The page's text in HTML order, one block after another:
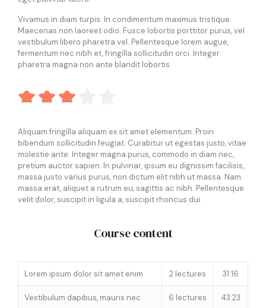
Vivamus in diam turpis. In condimentum maximus tristique.
Maecenas non laoreet odio. Fusce lobortis porttitor purus, vel
vestibulum libero pharetra vel. Pellentesque lorem augue,
fermentum nec nibh et, fringilla sollicitudin orci. Integer
pharetra magna non ante blandit lobortis.

Aliquam fringilla aliquam ex sit amet elementum. Proin
bibendum sollicitudin feugiat. Curabitur ut egestas justo, vitae
molestie ante. Integer magna purus, commodo in diam nec,
pretium auctor sapien. In pulvinar, ipsum eu dignissim facilisis,
massa justo varius purus, non dictum elit nibh ut massa. Nam
massa erat, aliquet a rutrum eu, sagittis ac nibh. Pellentesque
velit dolor, suscipit in ligula a, suscipit rhoncus dui.
Course content
Lorem ipsum dolor sit amet enim 2 lectures 31:16
Vestibulum dapibus, mauris nec 6 lectures 43:23